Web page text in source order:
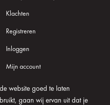
website goed te laten
gaan wij ervan uit dat je
Klachten
Registreren
Inloggen
Mijn account